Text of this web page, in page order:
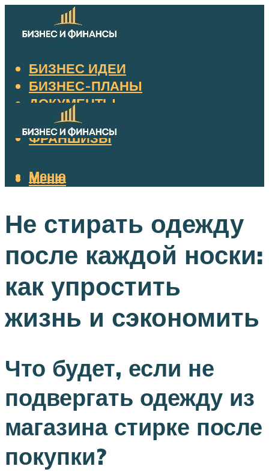
БИЗНЕС ИДЕИ
БИЗНЕС-ПЛАНЫ
ДОКУМЕНТЫ
НАЛОГИ
ФРАНШИЗЫ
Меню
Меню
Не стирать одежду
после каждой носки:
как упростить
жизнь и сэкономить
Что будет, если не
подвергать одежду из
магазина стирке после
покупки?